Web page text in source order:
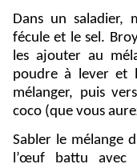
Dans un saladier,
fécule et le sel.
les ajouter au
poudre à lever et
mélanger, puis
coco (que vous
Sabler le mélange
l’œuf battu avec